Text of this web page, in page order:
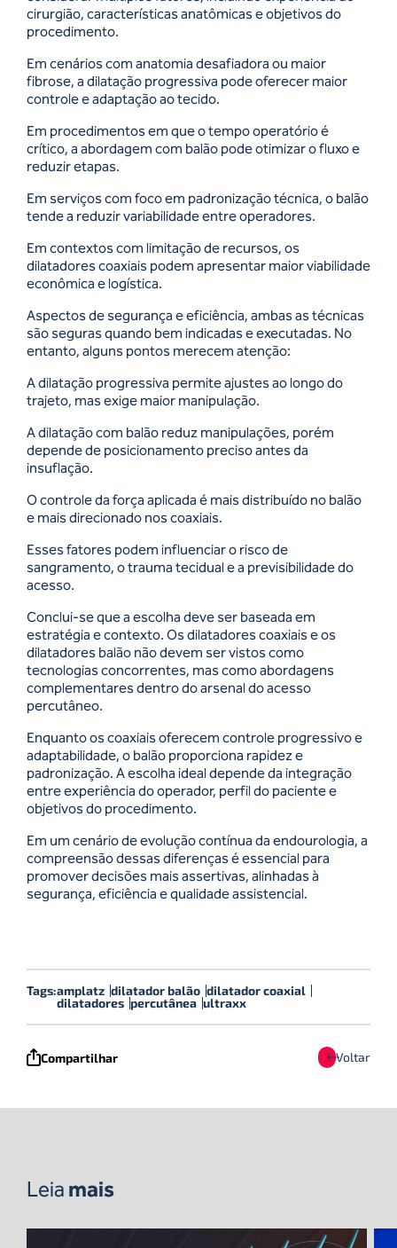
cirurgião, características anatômicas e objetivos do
procedimento.
Em cenários com anatomia desafiadora ou maior
fibrose, a dilatação progressiva pode oferecer maior
controle e adaptação ao tecido.
Em procedimentos em que o tempo operatório é
crítico, a abordagem com balão pode otimizar o fluxo e
reduzir etapas.
Em serviços com foco em padronização técnica, o balão
tende a reduzir variabilidade entre operadores.
Em contextos com limitação de recursos, os
dilatadores coaxiais podem apresentar maior viabilidade
econômica e logística.
Aspectos de segurança e eficiência, ambas as técnicas
são seguras quando bem indicadas e executadas. No
entanto, alguns pontos merecem atenção:
A dilatação progressiva permite ajustes ao longo do
trajeto, mas exige maior manipulação.
A dilatação com balão reduz manipulações, porém
depende de posicionamento preciso antes da
insuflação.
O controle da força aplicada é mais distribuído no balão
e mais direcionado nos coaxiais.
Esses fatores podem influenciar o risco de
sangramento, o trauma tecidual e a previsibilidade do
acesso.
Conclui-se que a escolha deve ser baseada em
estratégia e contexto. Os dilatadores coaxiais e os
dilatadores balão não devem ser vistos como
tecnologias concorrentes, mas como abordagens
complementares dentro do arsenal do acesso
percutâneo.
Enquanto os coaxiais oferecem controle progressivo e
adaptabilidade, o balão proporciona rapidez e
padronização. A escolha ideal depende da integração
entre experiência do operador, perfil do paciente e
objetivos do procedimento.
Em um cenário de evolução contínua da endourologia, a
compreensão dessas diferenças é essencial para
promover decisões mais assertivas, alinhadas à
segurança, eficiência e qualidade assistencial.
Tags:amplatz dilatador balão dilatador coaxial
dilatadores percutânea ultraxx
Compartilhar Voltar
Leia mais